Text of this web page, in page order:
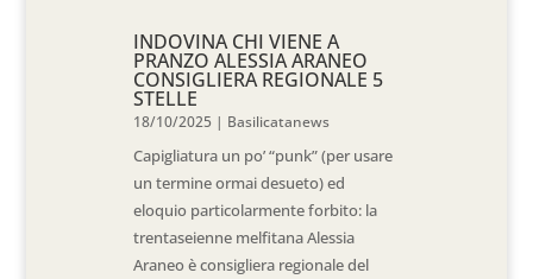
INDOVINA CHI VIENE A
PRANZO ALESSIA ARANEO
CONSIGLIERA REGIONALE 5
STELLE
18/10/2025 | Basilicatanews
Capigliatura un po’ “punk” (per usare
un termine ormai desueto) ed
eloquio particolarmente forbito: la
trentaseienne melfitana Alessia
Araneo è consigliera regionale del